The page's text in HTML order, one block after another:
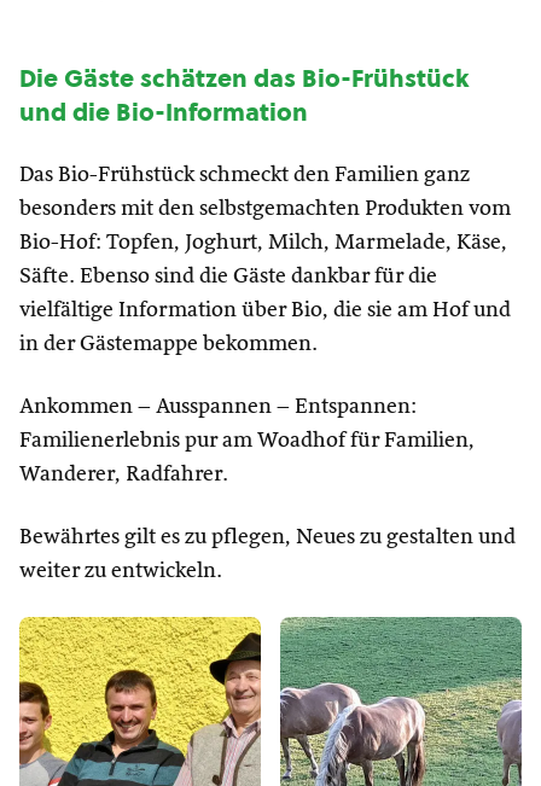
Die Gäste schätzen das Bio-Frühstück
und die Bio-Information
Das Bio-Frühstück schmeckt den Familien ganz
besonders mit den selbstgemachten Produkten vom
Bio-Hof: Topfen, Joghurt, Milch, Marmelade, Käse,
Säfte. Ebenso sind die Gäste dankbar für die
vielfältige Information über Bio, die sie am Hof und
in der Gästemappe bekommen.
Ankommen – Ausspannen – Entspannen:
Familienerlebnis pur am Woadhof für Familien,
Wanderer, Radfahrer.
Bewährtes gilt es zu pflegen, Neues zu gestalten und
weiter zu entwickeln.